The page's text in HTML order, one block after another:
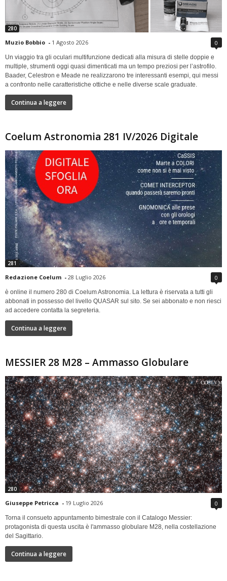
280
Muzio Bobbio - 1 Agosto 2026 0
Un viaggio tra gli oculari multifunzione dedicati alla misura di stelle doppie e
multiple, strumenti oggi quasi dimenticati ma un tempo preziosi per l’astrofilo.
Baader, Celestron e Meade ne realizzarono tre interessanti esempi, qui messi
a confronto nelle caratteristiche ottiche e nelle diverse scale graduate.
Continua a leggere
Coelum Astronomia 281 IV/2026 Digitale
281
Redazione Coelum - 28 Luglio 2026 0
è online il numero 280 di Coelum Astronomia. La lettura è riservata a tutti gli
abbonati in possesso del livello QUASAR sul sito. Se sei abbonato e non riesci
ad accedere contatta la segreteria.
Continua a leggere
MESSIER 28 M28 – Ammasso Globulare
280
Giuseppe Petricca - 19 Luglio 2026 0
Torna il consueto appuntamento bimestrale con il Catalogo Messier:
protagonista di questa uscita è l'ammasso globulare M28, nella costellazione
del Sagittario.
Continua a leggere